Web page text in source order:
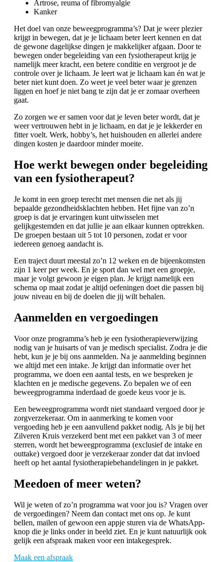
Artrose, reuma of fibromyalgie
Kanker
Het doel van onze beweegprogramma’s? Dat je weer plezier
krijgt in bewegen, dat je je lichaam beter leert kennen en dat
de gewone dagelijkse dingen je makkelijker afgaan. Door te
bewegen onder begeleiding van een fysiotherapeut krijg je
namelijk meer kracht, een betere conditie en vergroot je de
controle over je lichaam. Je leert wat je lichaam kan én wat je
beter niet kunt doen. Zo weet je veel beter waar je grenzen
liggen en hoef je niet bang te zijn dat je er zomaar overheen
gaat.
Zo zorgen we er samen voor dat je leven beter wordt, dat je
weer vertrouwen hebt in je lichaam, en dat je je lekkerder en
fitter voelt. Werk, hobby’s, het huishouden en allerlei andere
dingen kosten je daardoor minder moeite.
Hoe werkt bewegen onder begeleiding
van een fysiotherapeut?
Je komt in een groep terecht met mensen die net als jij
bepaalde gezondheidsklachten hebben. Het fijne van zo’n
groep is dat je ervaringen kunt uitwisselen met
gelijkgestemden en dat jullie je aan elkaar kunnen optrekken.
De groepen bestaan uit 5 tot 10 personen, zodat er voor
iedereen genoeg aandacht is.
Een traject duurt meestal zo’n 12 weken en de bijeenkomsten
zijn 1 keer per week. En je sport dan wel met een groepje,
maar je volgt gewoon je eigen plan. Je krijgt namelijk een
schema op maat zodat je altijd oefeningen doet die passen bij
jouw niveau en bij de doelen die jij wilt behalen.
Aanmelden en vergoedingen
Voor onze programma’s heb je een fysiotherapieverwijzing
nodig van je huisarts of van je medisch specialist. Zodra je die
hebt, kun je je bij ons aanmelden. Na je aanmelding beginnen
we altijd met een intake. Je krijgt dan informatie over het
programma, we doen een aantal tests, en we bespreken je
klachten en je medische gegevens. Zo bepalen we of een
beweegprogramma inderdaad de goede keus voor je is.
Een beweegprogramma wordt niet standaard vergoed door je
zorgverzekeraar. Om in aanmerking te komen voor
vergoeding heb je een aanvullend pakket nodig. Als je bij het
Zilveren Kruis verzekerd bent met een pakket van 3 of meer
sterren, wordt het beweegprogramma (exclusief de intake en
outtake) vergoed door je verzekeraar zonder dat dat invloed
heeft op het aantal fysiotherapiebehandelingen in je pakket.
Meedoen of meer weten?
Wil je weten of zo’n programma wat voor jou is? Vragen over
de vergoedingen? Neem dan contact met ons op. Je kunt
bellen, mailen of gewoon een appje sturen via de WhatsApp-
knop die je links onder in beeld ziet. En je kunt natuurlijk ook
gelijk een afspraak maken voor een intakegesprek.
Maak een afspraak